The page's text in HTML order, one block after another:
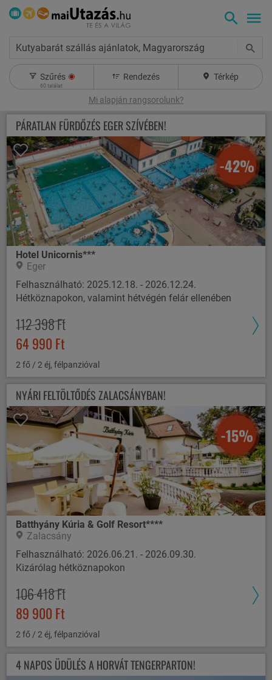
Kutyabarát szállás ajánlatok, Magyarország
Szűrés
60 találat
Rendezés Térkép
Mi alapján rangsorolunk?
PÁRATLAN FÜRDŐZÉS EGER SZÍVÉBEN!
-42%
Hotel Unicornis***
Eger
Felhasználható: 2025.12.18. - 2026.12.24.
Hétköznapokon, valamint hétvégén felár ellenében
112 398 Ft
64 990 Ft
2 fő / 2 éj, félpanzióval
NYÁRI FELTÖLTŐDÉS ZALACSÁNYBAN!
-15%
Batthyány Kúria & Golf Resort****
Zalacsány
Felhasználható: 2026.06.21. - 2026.09.30.
Kizárólag hétköznapokon
106 418 Ft
89 900 Ft
2 fő / 2 éj, félpanzióval
4 NAPOS ÜDÜLÉS A HORVÁT TENGERPARTON!